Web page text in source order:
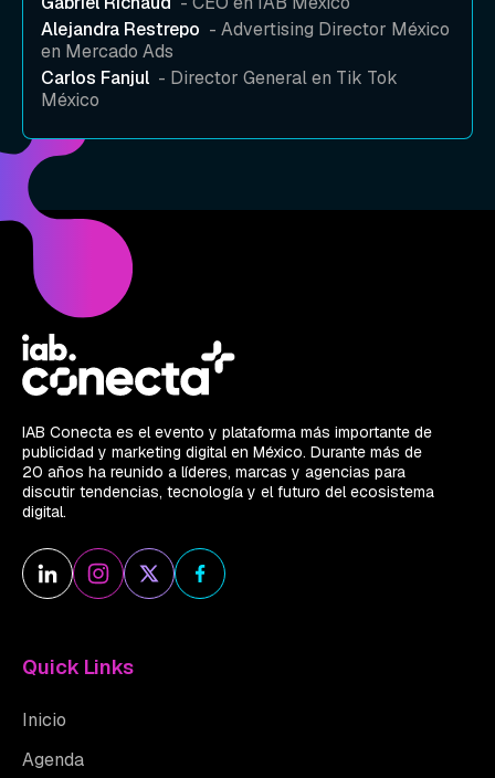
Alejandra Restrepo - Advertising Director México
en Mercado Ads
Carlos Fanjul - Director General en Tik Tok
México
IAB Conecta es el evento y plataforma más importante de
publicidad y marketing digital en México. Durante más de
20 años ha reunido a líderes, marcas y agencias para
discutir tendencias, tecnología y el futuro del ecosistema
digital.
Quick Links
Inicio
Agenda